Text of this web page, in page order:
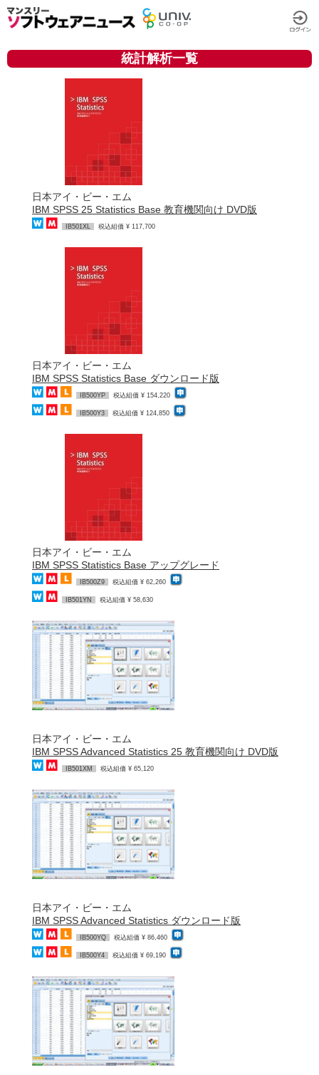
統計解析一覧
日本アイ・ビー・エム
IBM SPSS 25 Statistics Base 教育機関向け DVD版
IB501XL 税込組価 ¥ 117,700
日本アイ・ビー・エム
IBM SPSS Statistics Base ダウンロード版
IB500YP 税込組価 ¥ 154,220
IB500Y3 税込組価 ¥ 124,850
日本アイ・ビー・エム
IBM SPSS Statistics Base アップグレード
IB500Z9 税込組価 ¥ 62,260
IB501YN 税込組価 ¥ 58,630
日本アイ・ビー・エム
IBM SPSS Advanced Statistics 25 教育機関向け DVD版
IB501XM 税込組価 ¥ 65,120
日本アイ・ビー・エム
IBM SPSS Advanced Statistics ダウンロード版
IB500YQ 税込組価 ¥ 86,460
IB500Y4 税込組価 ¥ 69,190